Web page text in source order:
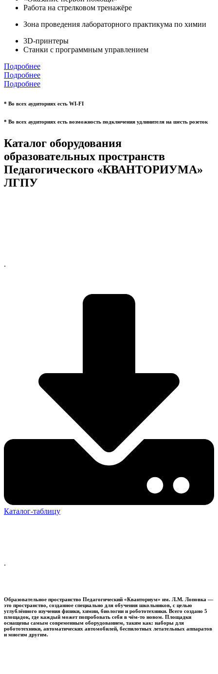
Работа на стрелковом тренажёре
Зона проведения лабораторного практикума по химии
3D-принтеры
Станки с программным управлением
Подробнее
Подробнее
Подробнее
* Во всех аудиториях есть WI-FI
* Во всех аудиториях есть возможность подключения удлинителя на шесть розеток
Каталог оборудования
образовательных пространств
Педагогического «КВАНТОРИУМА»
ЛГПУ
.
Каталог-таблицу
.
Образовательное пространство Педагогический «Кванториум» им. Л.М. Лоповка —
это пространство, созданное специально для обучения школьников, с целью
углублённого изучения физики, химии, биологии и робототехники. Всего создано 5
площадок, где каждый может попробовать себя в чём-то новом. Площадки
оснащены самым современным оборудованием, таким как: наборы для
робототехники, автоматических автомобилей, беспилотных летательных аппаратов
и многим другим.